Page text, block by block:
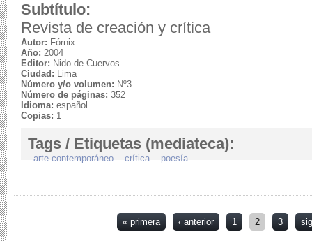
Subtítulo:
Revista de creación y crítica
Autor: Fórnix
Año: 2004
Editor: Nido de Cuervos
Ciudad: Lima
Número y/o volumen: Nº3
Número de páginas: 352
Idioma: español
Copias: 1
Tags / Etiquetas (mediateca):
arte contemporáneo crítica poesía
« primera ‹ anterior 1 2 3